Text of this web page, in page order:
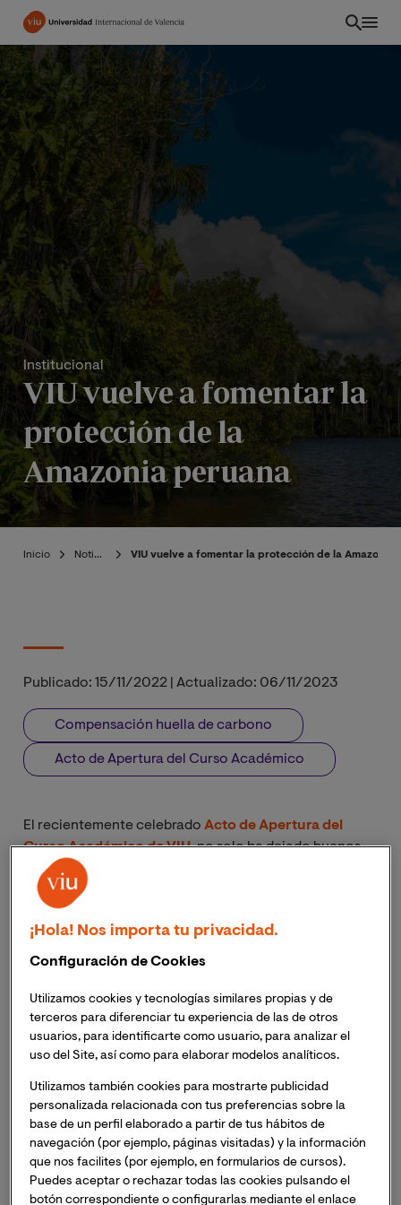
Pasar
contenido
principal
CO
Institucional
VIU vuelve a fomentar la
protección de la
Amazonia peruana
Inicio Noticias VIU vuelve a fomentar la protección de la Amazonia
Publicado: 15/11/2022 Actualizado: 06/11/2023
Compensación huella de carbono
Acto de Apertura del Curso Académico
El recientemente celebrado Acto de Apertura del
Curso Académico de VIU, no solo ha dejado buenos
recuerdos y un impulso de energía y ánimo para
comenzar el nuevo año lectivo; además, ha tenido un
eco positivo a miles de kilómetros del Palacio de
Exposición en donde se celebró. Específicamente en
laAmazonia peruana
, porque gracias al programa de
la celebración del acto, VIU ha contribuido,
nuevamente, a la preservación de la selva amazónica
realizada por el Proyecto REDD Conservación de
Madre de Dios en la Amazonia, Perú.
Image
¡Hola! Nos importa tu privacidad.
Configuración de Cookies
Utilizamos cookies y tecnologías similares propias y de
terceros para diferenciar tu experiencia de las de otros
usuarios, para identificarte como usuario, para analizar el
uso del Site, así como para elaborar modelos analíticos.
Utilizamos también cookies para mostrarte publicidad
personalizada relacionada con tus preferencias sobre la
base de un perfil elaborado a partir de tus hábitos de
navegación (por ejemplo, páginas visitadas) y la información
que nos facilites (por ejemplo, en formularios de cursos).
Puedes aceptar o rechazar todas las cookies pulsando el
botón correspondiente o configurarlas mediante el enlace